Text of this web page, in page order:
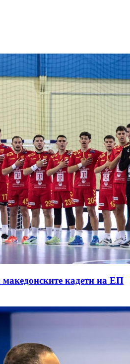
кадети на ЕП